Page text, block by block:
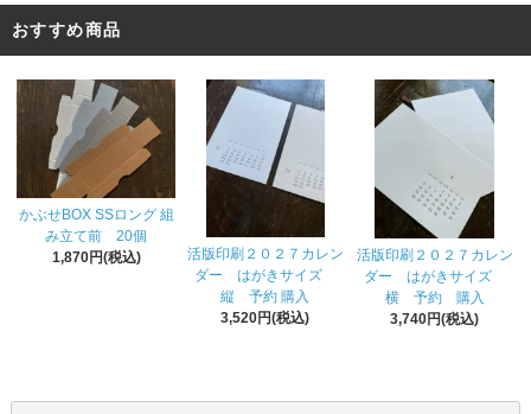
おすすめ商品
かぶせBOX SSロング 組
み立て前 20個
1,870円(税込)
活版印刷２０２７カレン
ダー はがきサイズ
縦 予約 購入
3,520円(税込)
活版印刷２０２７カレン
ダー はがきサイズ
横 予約 購入
3,740円(税込)